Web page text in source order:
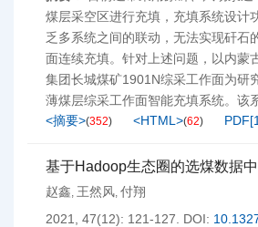
煤层采空区进行充填，充填系统设计
乏多系统之间的联动，无法实现矸石
面连续充填。针对上述问题，以内蒙
集团长城煤矿1901N综采工作面为研
薄煤层综采工作面智能充填系统。该
<摘要>(352) <HTML>(62) PDF[
基于Hadoop生态圈的选煤数据
赵鑫, 王然风, 付翔
2021, 47(12): 121-127.
DOI: